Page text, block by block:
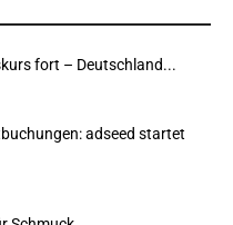
fort – Deutschland...
adseed startet